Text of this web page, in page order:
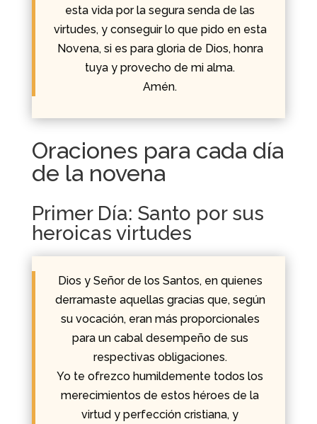
esta vida por la segura senda de las
virtudes, y conseguir lo que pido en esta
Novena, si es para gloria de Dios, honra
tuya y provecho de mi alma.
Amén.
Oraciones para cada día
de la novena
Primer Día: Santo por sus
heroicas virtudes
Dios y Señor de los Santos, en quienes
derramaste aquellas gracias que, según
su vocación, eran más proporcionales
para un cabal desempeño de sus
respectivas obligaciones.
Yo te ofrezco humildemente todos los
merecimientos de estos héroes de la
virtud y perfección cristiana, y